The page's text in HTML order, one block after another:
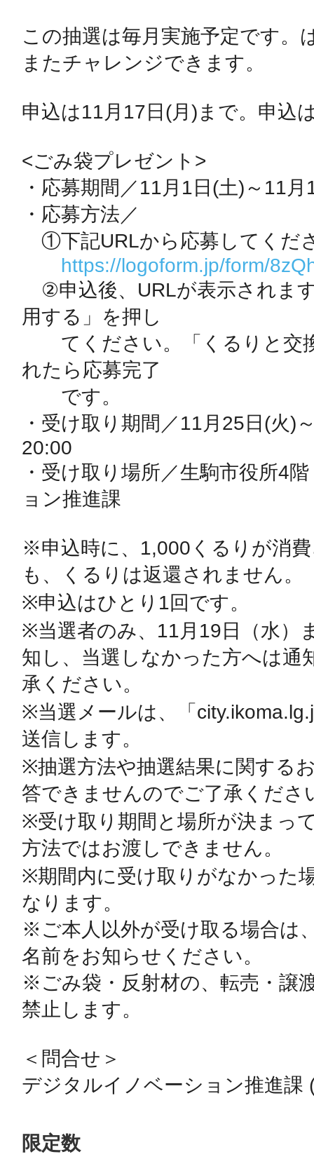
この抽選は毎月実施予定です。
またチャレンジできます。
申込は11月17日(月)まで。申込
<ごみ袋プレゼント>
・応募期間／11月1日(土)～11月
・応募方法／
①下記URLから応募してくだ
https://logoform.jp/form/
②申込後、URLが表示されま
用する」を押し
てください。「くるりと交
れたら応募完了
です。
・受け取り期間／11月25日(火)
20:00
・受け取り場所／生駒市役所4
ョン推進課
※申込時に、1,000くるりが消
も、くるりは返還されません。
※申込はひとり1回です。
※当選者のみ、11月19日（水）
知し、当選しなかった方へは通
承ください。
※当選メールは、「
送信します。
※抽選方法や抽選結果に関する
答できませんのでご了承くださ
※受け取り期間と場所が決まっ
方法ではお渡しできません。
※期間内に受け取りがなかった
なります。
※ご本人以外が受け取る場合は
名前をお知らせください。
※ごみ袋・反射材の、転売・譲
禁止します。
＜問合せ＞
デジタルイノベーション推進課
限定数
池袋
秋葉原
日置
高知市
多度津
厚木
八尾
鎌倉
相模原
渋谷区